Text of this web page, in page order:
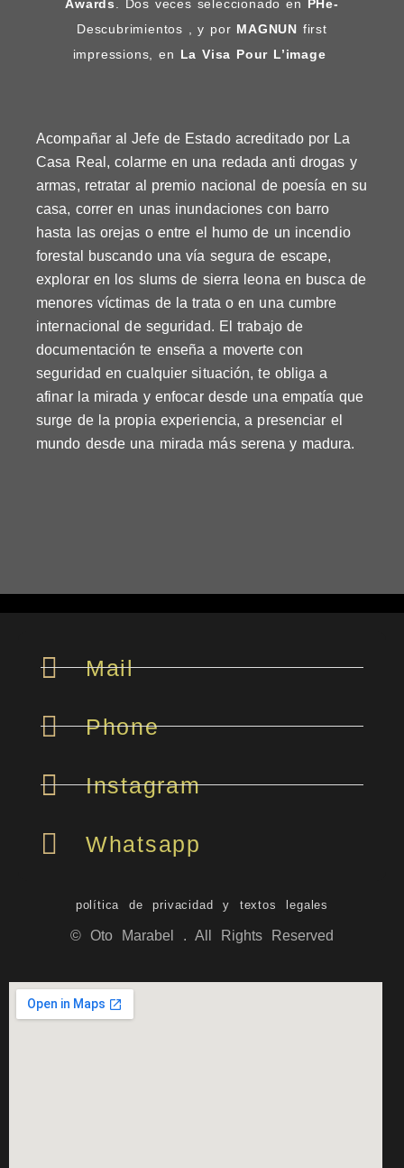
Awards
. Dos veces seleccionado en PHe-
Descubrimientos , y por MAGNUN first
impressions, en La Visa Pour L’image
Acompañar al Jefe de Estado acreditado por La
Casa Real, colarme en una redada anti drogas y
armas, retratar al premio nacional de poesía en su
casa, correr en unas inundaciones con barro
hasta las orejas o entre el humo de un incendio
forestal buscando una vía segura de escape,
explorar en los slums de sierra leona en busca de
menores víctimas de la trata o en una cumbre
internacional de seguridad. El trabajo de
documentación te enseña a moverte con
seguridad en cualquier situación, te obliga a
afinar la mirada y enfocar desde una empatía que
surge de la propia experiencia, a presenciar el
mundo desde una mirada más serena y madura.
Mail
Phone
Instagram
Whatsapp
política de privacidad y textos legales
© Oto Marabel . All Rights Reserved